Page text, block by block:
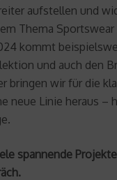
aufstellen und
Thema Sportswear
kommt
und auch den
bringen wir für die
neue Linie heraus –
spannende